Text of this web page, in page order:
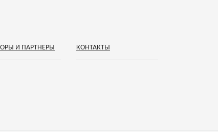
И ПАРТНЕРЫ КОНТАКТЫ